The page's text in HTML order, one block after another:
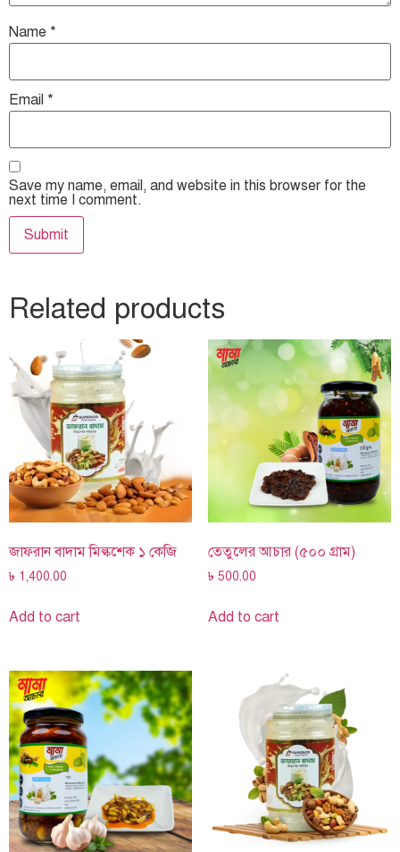
Name *
Email *
Save my name, email, and website in this browser for the
next time I comment.
Related products
জাফরান বাদাম মিল্কশেক ১ কেজি
৳ 1,400.00
Add to cart
তেতুলের আচার (৫০০ গ্রাম)
৳ 500.00
Add to cart